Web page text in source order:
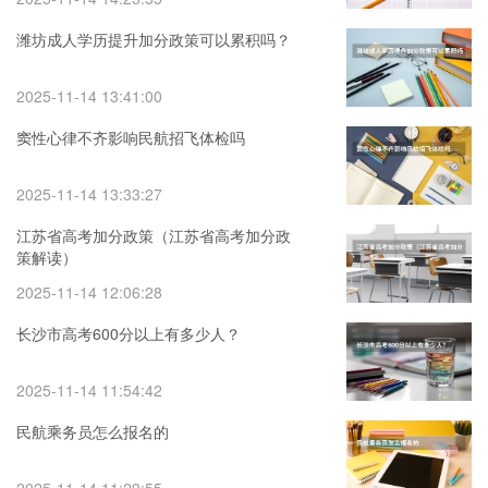
潍坊成人学历提升加分政策可以累积吗？
2025-11-14 13:41:00
窦性心律不齐影响民航招飞体检吗
2025-11-14 13:33:27
江苏省高考加分政策（江苏省高考加分政
策解读）
2025-11-14 12:06:28
长沙市高考600分以上有多少人？
2025-11-14 11:54:42
民航乘务员怎么报名的